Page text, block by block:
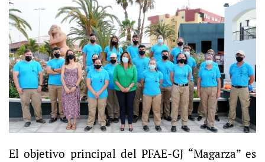
El objetivo principal del PFAE-GJ “Magarza” es